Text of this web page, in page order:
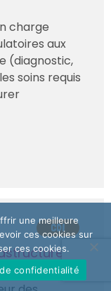
charge
aux
(diagnostic,
soins requis
CDI
une meilleure
ces cookies sur
ces cookies.
confidentialité